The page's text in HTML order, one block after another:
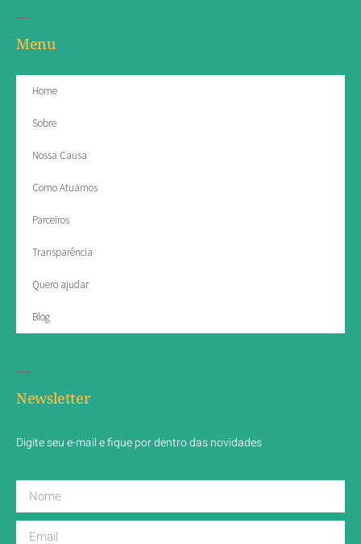
Menu
Home
Sobre
Nossa Causa
Como Atuamos
Parceiros
Transparência
Quero ajudar
Blog
Newsletter
Digite seu e-mail e fique por dentro das novidades